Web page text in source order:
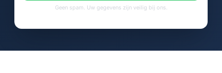
Geen spam. Uw gegevens zijn veilig bij ons.